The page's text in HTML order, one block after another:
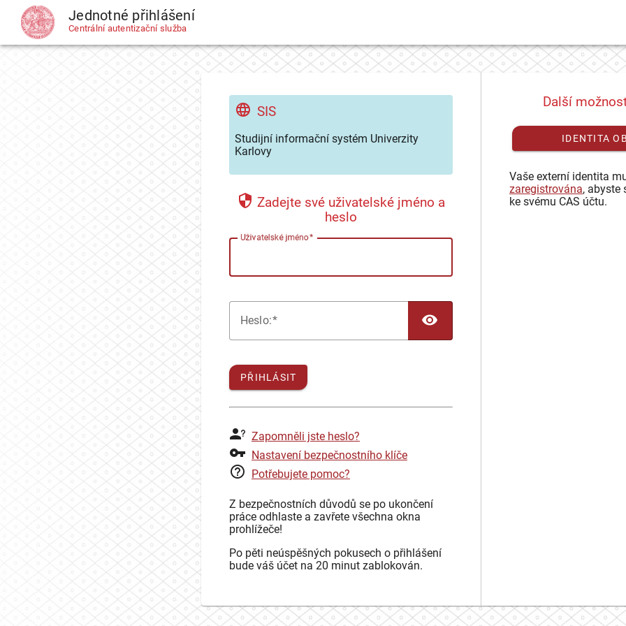
CAS Jednotné přihlášení
Centrální autentizační služba
SIS
Studijní informační systém Univerzity
Karlovy
Zadejte své uživatelské jméno a
heslo
Uživatelské jméno
Heslo:
PŘIHLÁSIT
Zapomněli jste heslo?
Nastavení bezpečnostního klíče
Potřebujete pomoc?
Z bezpečnostních důvodů se po ukončení
práce odhlaste a zavřete všechna okna
prohlížeče!
Po pěti neúspěšných pokusech o přihlášení
bude váš účet na 20 minut zablokován.
Další
IDENTITA
Vaše externí identita
zaregistrována, abyste
ke svému CAS účtu.